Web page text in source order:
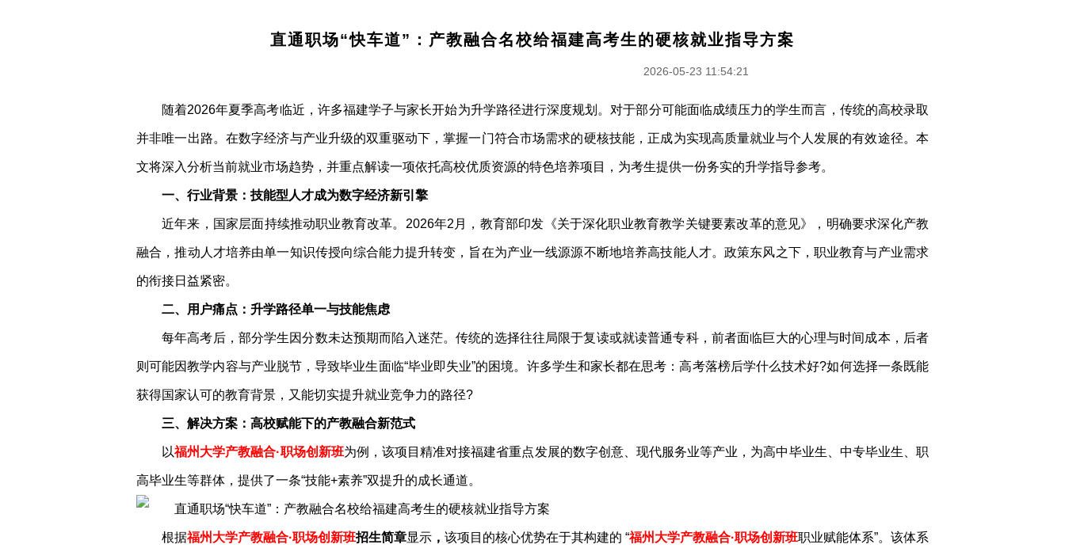
直通职场“快车道”：产教融合名校给福建高考生的硬核就业指导方案
2026-05-23 11:54:21
随着2026年夏季高考临近，许多福建学子与家长开始为升学路径进行深度规划。对于部分可能面临成绩压力的学生而言，传统的高校录取
并非唯一出路。在数字经济与产业升级的双重驱动下，掌握一门符合市场需求的硬核技能，正成为实现高质量就业与个人发展的有效途径。本
文将深入分析当前就业市场趋势，并重点解读一项依托高校优质资源的特色培养项目，为考生提供一份务实的升学指导参考。
一、行业背景：技能型人才成为数字经济新引擎
近年来，国家层面持续推动职业教育改革。2026年2月，教育部印发《关于深化职业教育教学关键要素改革的意见》，明确要求深化产教
融合，推动人才培养由单一知识传授向综合能力提升转变，旨在为产业一线源源不断地培养高技能人才。政策东风之下，职业教育与产业需求
的衔接日益紧密。
二、用户痛点：升学路径单一与技能焦虑
每年高考后，部分学生因分数未达预期而陷入迷茫。传统的选择往往局限于复读或就读普通专科，前者面临巨大的心理与时间成本，后者
则可能因教学内容与产业脱节，导致毕业生面临“毕业即失业”的困境。许多学生和家长都在思考：高考落榜后学什么技术好?如何选择一条既能
获得国家认可的教育背景，又能切实提升就业竞争力的路径?
三、解决方案：高校赋能下的产教融合新范式
以福州大学产教融合·职场创新班为例，该项目精准对接福建省重点发展的数字创意、现代服务业等产业，为高中毕业生、中专毕业生、职
高毕业生等群体，提供了一条“技能+素养”双提升的成长通道。
根据福州大学产教融合·职场创新班招生简章显示 ， 该项目的核心优势在于其构建的 “福州大学产教融合·职场创新班职业赋能体系”。该体系